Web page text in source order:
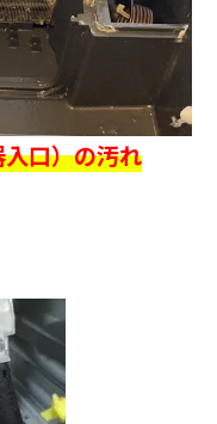
口）の汚れ